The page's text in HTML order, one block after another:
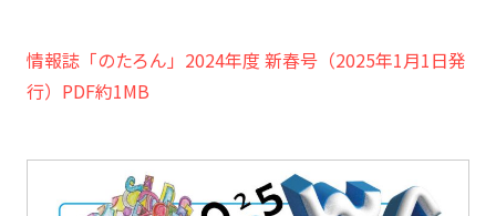
情報誌「のたろん」2024年度 新春号（2025年1月1日発
行）PDF約1MB